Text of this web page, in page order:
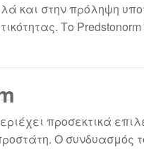
και στην πρόληψη
Το
προσεκτικά
Ο συνδυασμός